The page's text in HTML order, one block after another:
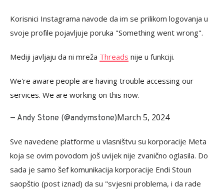
Korisnici Instagrama navode da im se prilikom logovanja u
svoje profile pojavljuje poruka "Something went wrong".
Mediji javljaju da ni mreža Threads nije u funkciji.
We're aware people are having trouble accessing our
services. We are working on this now.
— Andy Stone (@andymstone)March 5, 2024
Sve navedene platforme u vlasništvu su korporacije Meta
koja se ovim povodom još uvijek nije zvanično oglasila. Do
sada je samo šef komunikacija korporacije Endi Stoun
saopštio (post iznad) da su "svjesni problema, i da rade